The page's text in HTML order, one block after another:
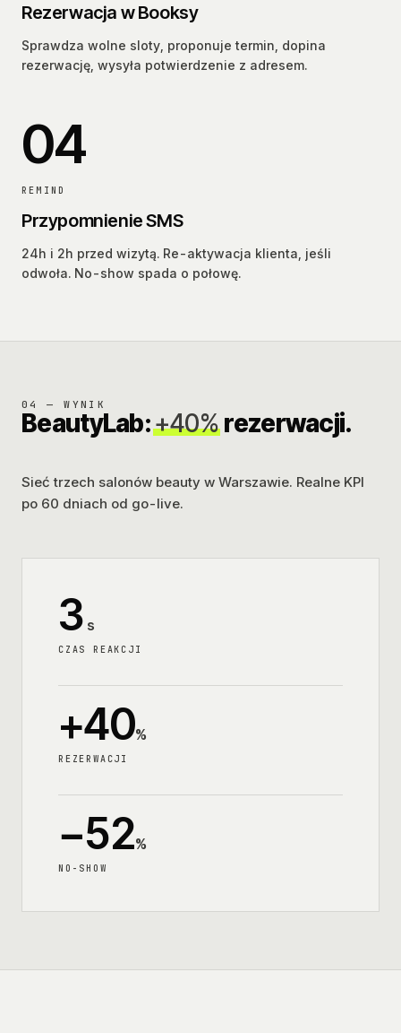
Rezerwacja w Booksy
Sprawdza wolne sloty, proponuje termin, dopina
rezerwację, wysyła potwierdzenie z adresem.
04
REMIND
Przypomnienie SMS
24h i 2h przed wizytą. Re-aktywacja klienta, jeśli
odwoła. No-show spada o połowę.
04 — WYNIK
BeautyLab:+40% rezerwacji.
Sieć trzech salonów beauty w Warszawie. Realne KPI
po 60 dniach od go-live.
3 s
CZAS REAKCJI
+40%
REZERWACJI
−52%
NO-SHOW